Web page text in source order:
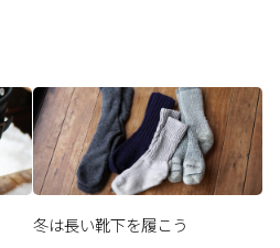
冬は長い靴下を履こう